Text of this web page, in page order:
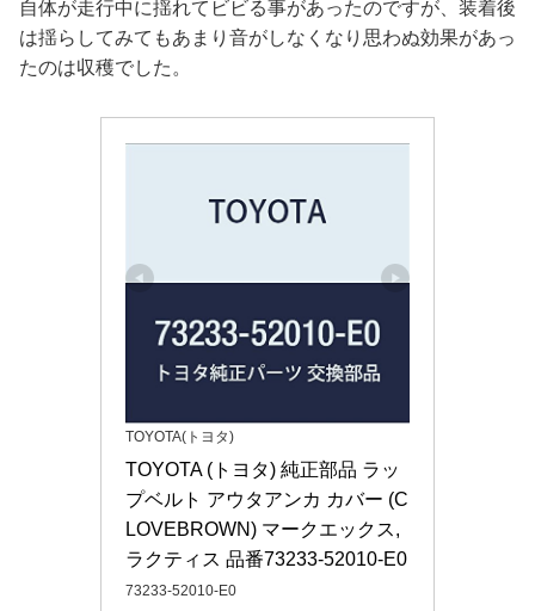
自体が走行中に揺れてビビる事があったのですが、装着後
は揺らしてみてもあまり音がしなくなり思わぬ効果があっ
たのは収穫でした。
TOYOTA(トヨタ)
TOYOTA (トヨタ) 純正部品 ラッ
プベルト アウタアンカ カバー (C
LOVEBROWN) マークエックス,
ラクティス 品番73233-52010-E0
73233-52010-E0